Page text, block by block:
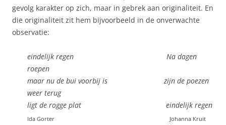
gevolg karakter op zich, maar in gebrek aan originaliteit. En
die originaliteit zit hem bijvoorbeeld in de onverwachte
observatie:
eindelijk regen Na dagen
roepen
maar nu de bui voorbij is zijn de poezen
weer terug
ligt de rogge plat eindelijk regen
Ida Gorter Johanna Kruit